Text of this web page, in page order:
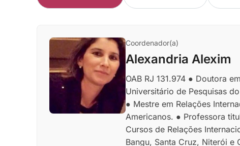
Coordenador(a)
Alexandria Alexim
OAB RJ 131.974 ● Doutora
Universitário de Pesquisas
● Mestre em Relações
Americanos. ● Professora
Cursos de Relações
Bangu, Santa Cruz, Niterói e